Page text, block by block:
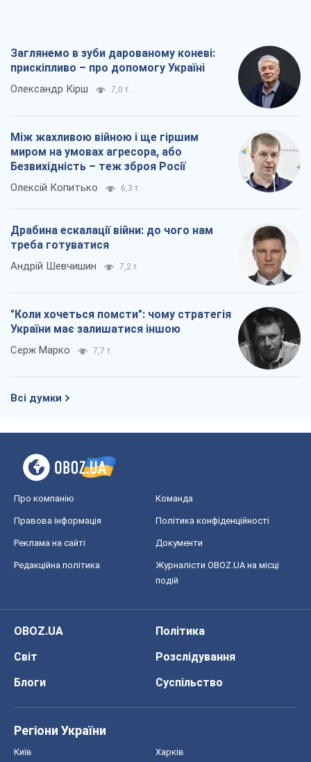
Заглянемо в зуби дарованому коневі:
прискіпливо – про допомогу Україні
Олександр Кірш 7,0 т.
Між жахливою війною і ще гіршим
миром на умовах агресора, або
Безвихідність – теж зброя Росії
Олексій Копитько 6,3 т.
Драбина ескалації війни: до чого нам
треба готуватися
Андрій Шевчишин 7,2 т.
"Коли хочеться помсти": чому стратегія
України має залишатися іншою
Серж Марко 7,7 т.
Всі думки
Про компанію Команда
Правова інформація Політика конфіденційності
Реклама на сайті Документи
Редакційна політика
Журналісти OBOZ.UA на місці
подій
OBOZ.UA
Політика
Світ
Розслідування
Блоги
Суспільство
Регіони України
Київ Харків